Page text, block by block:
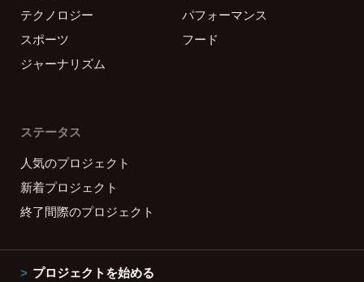
テクノロジー
パフォーマンス
スポーツ
フード
ジャーナリズム
ステータス
人気のプロジェクト
新着プロジェクト
終了間際のプロジェクト
プロジェクトを始める